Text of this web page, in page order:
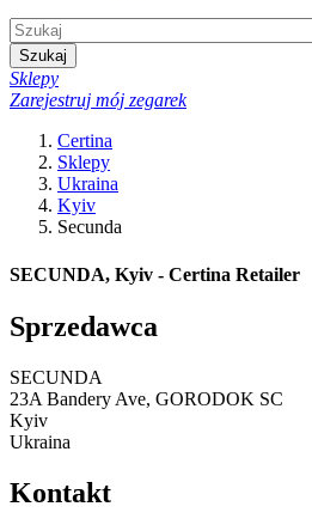
Szukaj
Sklepy
Zarejestruj mój zegarek
Certina
Sklepy
Ukraina
Kyiv
Secunda
SECUNDA, Kyiv - Certina Retailer
Sprzedawca
SECUNDA
23A Bandery Ave, GORODOK SC
Kyiv
Ukraina
Kontakt